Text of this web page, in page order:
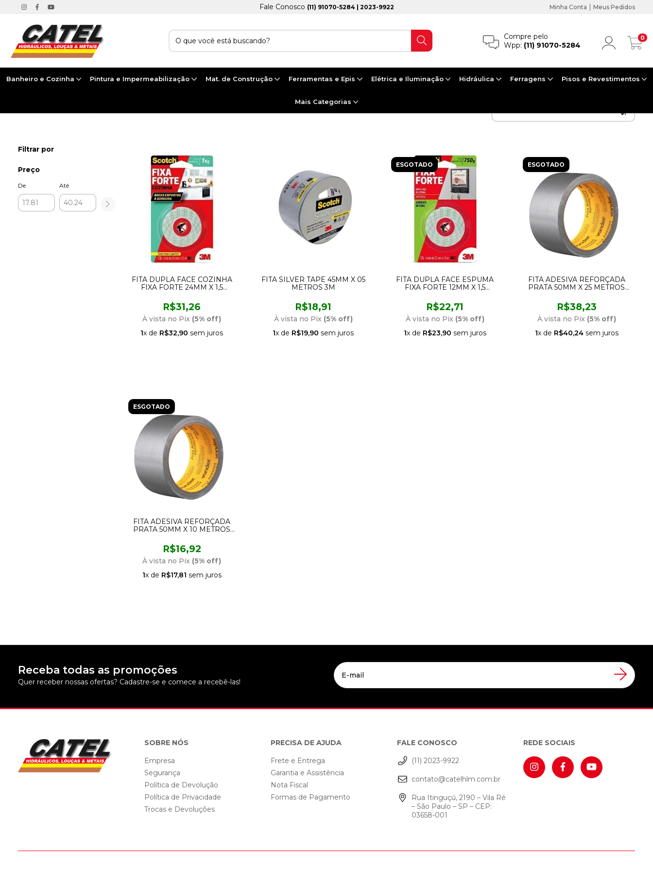
Fale Conosco (11) 91070-5284 | 2023-9922 Minha Conta | Meus Pedidos
Compre pelo
Wpp: (11) 91070-5284
0
Banheiro e Cozinha Pintura e Impermeabilização Mat. de Construção Ferramentas e Epis Elétrica e Iluminação Hidráulica Ferragens Pisos e Revestimentos
Mais Categorias
Filtrar por
Preço
De Até
FITA DUPLA FACE COZINHA
FIXA FORTE 24MM X 1,5
R$31,26
À vista no Pix (5% off)
1x de R$32,90 sem juros
FITA SILVER TAPE 45MM X 05
METROS 3M
R$18,91
À vista no Pix (5% off)
1x de R$19,90 sem juros
ESGOTADO
FITA DUPLA FACE ESPUMA
FIXA FORTE 12MM X 1,5
R$22,71
À vista no Pix (5% off)
1x de R$23,90 sem juros
ESGOTADO
FITA ADESIVA REFORÇADA
PRATA 50MM X 25 METROS
R$38,23
À vista no Pix (5% off)
1x de R$40,24sem juros
ESGOTADO
FITA ADESIVA REFORÇADA
PRATA 50MM X 10 METROS
R$16,92
À vista no Pix (5% off)
1x de R$17,81 sem juros
Receba todas as promoções
Quer receber nossas ofertas? Cadastre-se e comece a recebê-las!
SOBRE NÓS
Empresa
Segurança
Política de Devolução
Política de Privacidade
Trocas e Devoluções
PRECISA DE AJUDA
Frete e Entrega
Garantia e Assistência
Nota Fiscal
Formas de Pagamento
FALE CONOSCO
(11) 2023-9922
contato@catelhlm.com.br
Rua Itinguçú, 2190 – Vila Ré
– São Paulo – SP – CEP:
03658-001
REDE SOCIAIS